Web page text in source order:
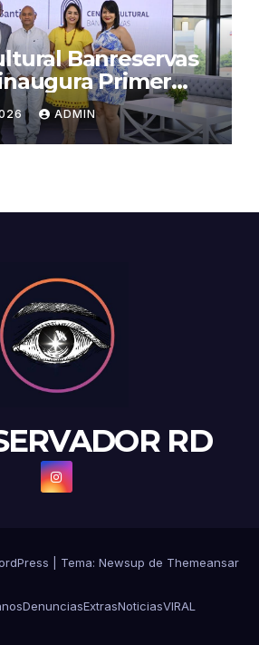
Banreservas
Primer
de Artesanos de
ADMIN
RD
Tema: Newsup de Themeansar
DenunciasExtrasNoticiasVIRAL